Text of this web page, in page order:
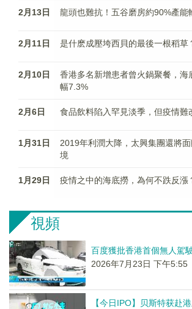
2月13日 龍頭也難抗！五谷磨房約90%產能
2月11日 是什麽成壓垮西貝的最後一根稻草
2月10日
香港多名新增患者曾火鍋聚餐，海
幅7.3%
2月6日 食品飲料陷入罕見淡季，但疫情難
1月31日
2019年利潤大降，太興集團還將
境
1月29日 疫情之中的海底撈，為何不跌反漲
視頻
百度獲批香港首個無人駕
2026年7月23日 下午5:55
【今日IPO】贝斯特获赴